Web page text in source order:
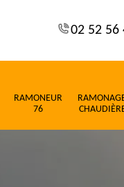
02 52 56
RAMONEUR
76